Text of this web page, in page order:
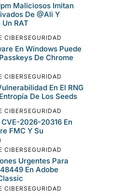
Maliciosos Imitan
De @ali Y
RAT
CIBERSEGURIDAD
En Windows Puede
De Chrome
CIBERSEGURIDAD
En El RNG
De Los Seeds
CIBERSEGURIDAD
2026-20316 En
FMC Y Su
CIBERSEGURIDAD
Urgentes Para
En Adobe
CIBERSEGURIDAD